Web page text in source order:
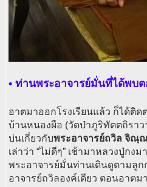
• ท่านพระอาจารย์มั่นที่ได้พบ
อาตมาออกโรงเรียนแล้ว ก็ได้ติ
บ้านหนองผือ (วัดป่าภูริทัตตถิรา
บ่นเกี่ยวกับพระอาจารย์ถวิล จิณฺ
เล่าว่า “ไม่ดีๆ” เช้ามาหลวงปู่ก
พระอาจารย์มั่นท่านเดินดูตามลูก
อาจารย์ถวิลองค์เดียว ตอนอาต